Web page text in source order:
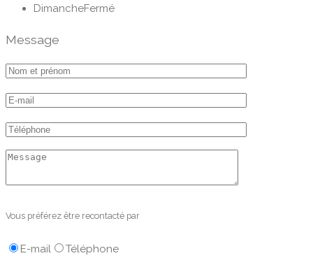
DimancheFermé
Message
Vous préférez être recontacté par
E-mail Téléphone